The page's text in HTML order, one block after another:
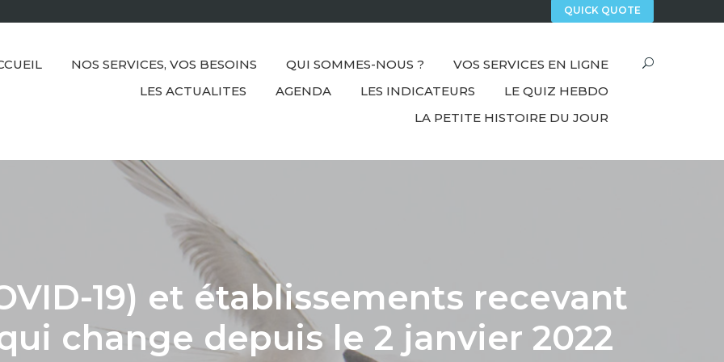
QUICK QUOTE
NOS SERVICES, VOS BESOINS QUI SOMMES-NOUS ?
VOS SERVICES EN LIGNE
LES ACTUALITES
AGENDA LES INDICATEURS
LE QUIZ HEBDO
LA PETITE HISTOIRE DU JOUR
19) et établissements recevant
change depuis le 2 janvier 2022